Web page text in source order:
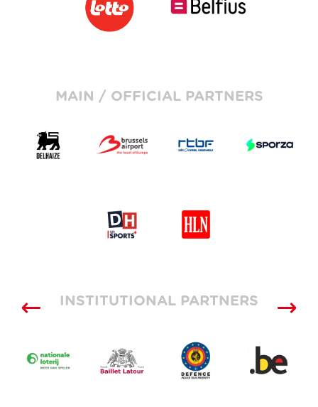
MAIN / OFFICIAL PARTNERS
INSTITUTIONAL PARTNERS